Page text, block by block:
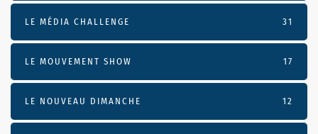
LE MÉDIA CHALLENGE 31
LE MOUVEMENT SHOW 17
LE NOUVEAU DIMANCHE 12